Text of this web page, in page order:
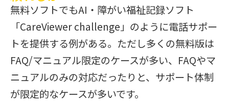
無料ソフトでもAI・障がい福祉記録ソフト
「CareViewer challenge」のように電話サポー
トを提供する例がある。ただし多くの無料版は
FAQ/マニュアル限定のケースが多い、FAQやマ
ニュアルのみの対応だったりと、サポート体制
が限定的なケースが多いです。